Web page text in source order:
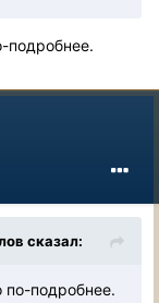
подробнее.
сказал:
подробнее.